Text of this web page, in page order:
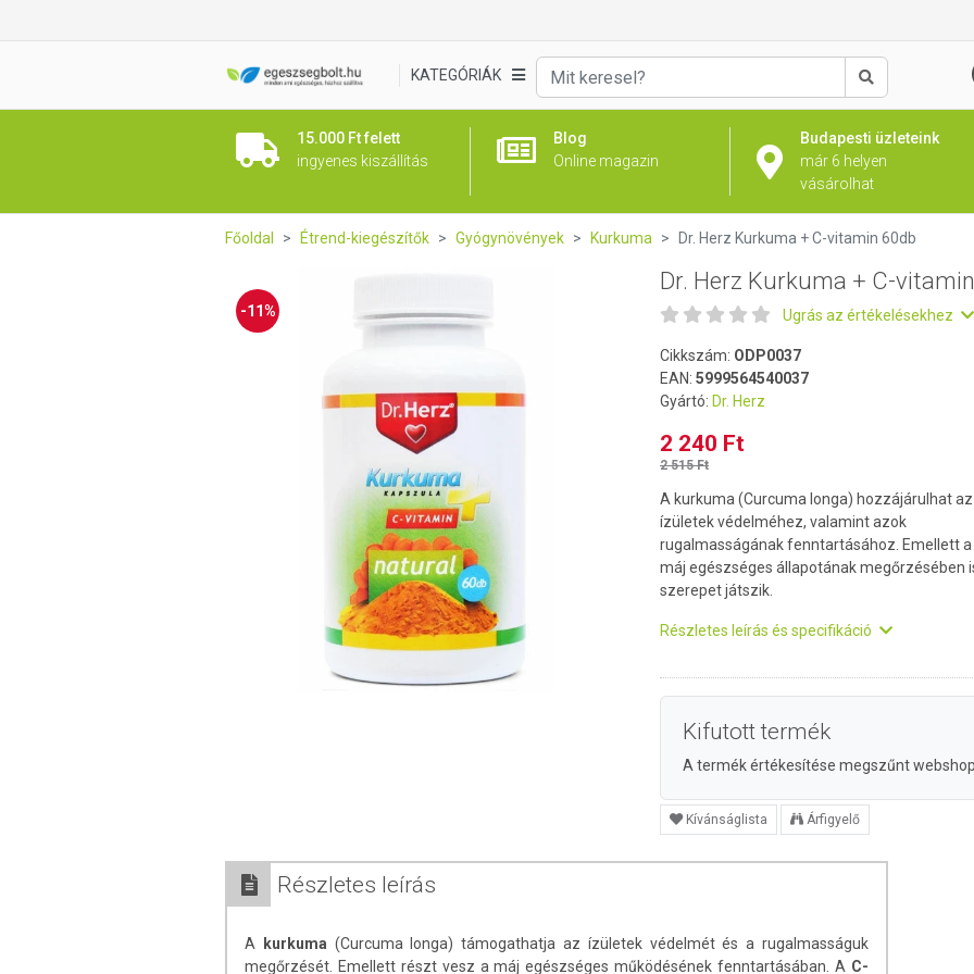
KATEGÓRIÁK
Keresés
15.000 Ft felett
ingyenes kiszállítás
Blog
Online magazin
Budapesti üzleteink
már 6 helyen
vásárolhat
Főoldal Étrend-kiegészítők Gyógynövények Kurkuma Dr. Herz Kurkuma + C-vitamin 60db
-11%
Dr. Herz Kurkuma + C-
Ugrás az értékelésekhez
Cikkszám: ODP0037
EAN: 5999564540037
Gyártó: Dr. Herz
2 240 Ft
2 515 Ft
A kurkuma (Curcuma longa) hozzájárulhat az
ízületek védelméhez, valamint azok
rugalmasságának fenntartásához. Emellett a
máj egészséges állapotának megőrzésében
szerepet játszik.
Részletes leírás és specifikáció
Kifutott termék
A termék értékesítése megszűnt
Kívánságlista Árfigyelő
Részletes leírás
A kurkuma (Curcuma longa) támogathatja az ízületek védelmét és a rugalmasságuk
megőrzését. Emellett részt vesz a máj egészséges működésének fenntartásában. A C-